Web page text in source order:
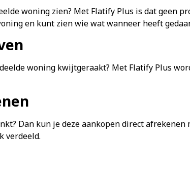
woning zien? Met Flatify Plus is dat geen
en kunt zien wie wat wanneer heeft
woning kwijtgeraakt? Met Flatify Plus
Dan kun je deze aankopen direct afrekenen
verdeeld.